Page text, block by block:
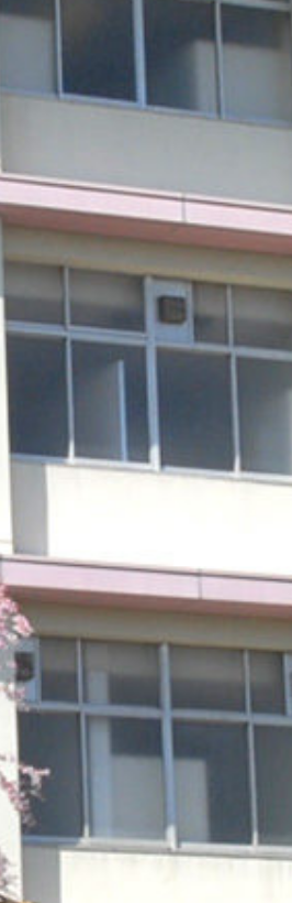
sakurazuka_2020/header.php